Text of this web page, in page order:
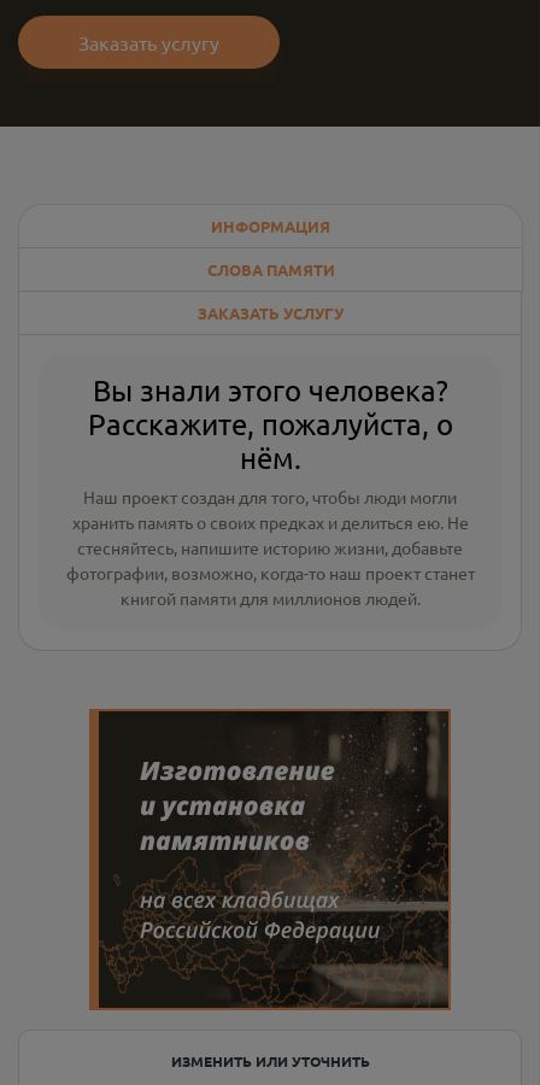
Заказать услугу
ИНФОРМАЦИЯ
СЛОВА ПАМЯТИ
ЗАКАЗАТЬ УСЛУГУ
Вы знали этого человека?
Расскажите, пожалуйста, о
нём.
Наш проект создан для того, чтобы люди могли
хранить память о своих предках и делиться ею. Не
стесняйтесь, напишите историю жизни, добавьте
фотографии, возможно, когда-то наш проект станет
книгой памяти для миллионов людей.
ИЗМЕНИТЬ ИЛИ УТОЧНИТЬ